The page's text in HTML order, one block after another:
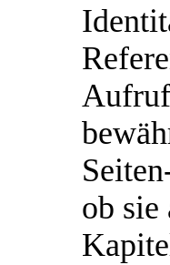
ob sie